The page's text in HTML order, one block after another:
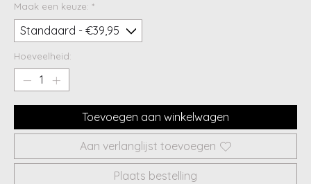
Maak een keuze: *
Hoeveelheid:
Toevoegen aan winkelwagen
Aan verlanglijst toevoegen
Plaats bestelling